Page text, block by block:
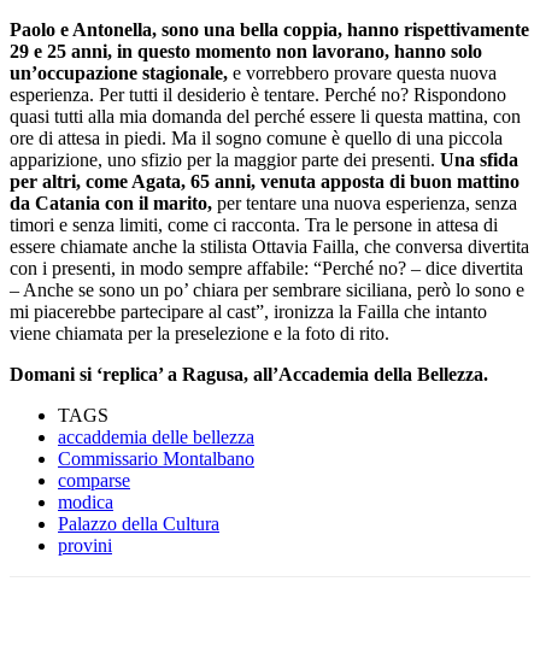
Paolo e Antonella, sono una bella coppia, hanno rispettivamente
29 e 25 anni, in questo momento non lavorano, hanno solo
un’occupazione stagionale, e vorrebbero provare questa nuova
esperienza. Per tutti il desiderio è tentare. Perché no? Rispondono
quasi tutti alla mia domanda del perché essere li questa mattina, con
ore di attesa in piedi. Ma il sogno comune è quello di una piccola
apparizione, uno sfizio per la maggior parte dei presenti. Una sfida
per altri, come Agata, 65 anni, venuta apposta di buon mattino
da Catania con il marito, per tentare una nuova esperienza, senza
timori e senza limiti, come ci racconta. Tra le persone in attesa di
essere chiamate anche la stilista Ottavia Failla, che conversa divertita
con i presenti, in modo sempre affabile: “Perché no? – dice divertita
– Anche se sono un po’ chiara per sembrare siciliana, però lo sono e
mi piacerebbe partecipare al cast”, ironizza la Failla che intanto
viene chiamata per la preselezione e la foto di rito.
Domani si ‘replica’ a Ragusa, all’Accademia della Bellezza.
TAGS
accaddemia delle bellezza
Commissario Montalbano
comparse
modica
Palazzo della Cultura
provini